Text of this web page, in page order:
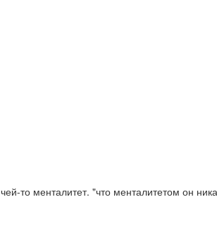
то менталитет. "что менталитетом он